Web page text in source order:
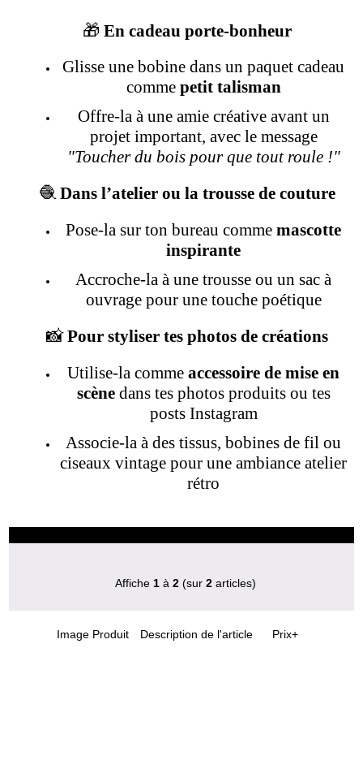
🎁 En cadeau porte-bonheur
Glisse une bobine dans un paquet cadeau
comme petit talisman
Offre-la à une amie créative avant un
projet important, avec le message
"Toucher du bois pour que tout roule !"
🧶 Dans l’atelier ou la trousse de couture
Pose-la sur ton bureau commemascotte
inspirante
Accroche-la à une trousse ou un sac à
ouvrage pour une touche poétique
📸 Pour styliser tes photos de créations
Utilise-la commeaccessoire de mise en
scènedans tes photos produits ou tes
posts Instagram
Associe-la à des tissus, bobines de fil ou
ciseaux vintage pour une ambiance atelier
rétro
Affiche 1 à 2 (sur 2 articles)
Image Produit Description de l'article Prix+